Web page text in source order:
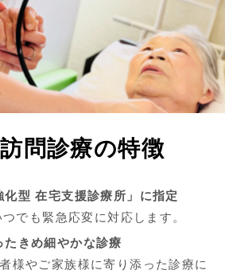
問診療の特徴
化型 在宅支援診療所」に指定
でも緊急応変に対応します。
たきめ細やかな診療
様やご家族様に寄り添った診療に